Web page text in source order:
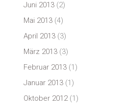
Juni 2013 (2)
Mai 2013 (4)
April 2013 (3)
März 2013 (3)
Februar 2013 (1)
Januar 2013 (1)
Oktober 2012(1)